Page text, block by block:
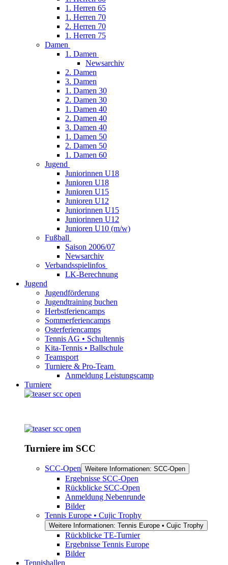
1. Herren 65
1. Herren 70
2. Herren 70
1. Herren 75
Damen
1. Damen
Newsarchiv
2. Damen
3. Damen
1. Damen 30
2. Damen 30
1. Damen 40
2. Damen 40
3. Damen 40
1. Damen 50
2. Damen 50
1. Damen 60
Jugend
Juniorinnen U18
Junioren U18
Junioren U15
Junioren U12
Juniorinnen U15
Juniorinnen U12
Junioren U10 (m/w)
Fußball
Saison 2006/07
Newsarchiv
Verbandsspielinfos
LK-Berechnung
Jugend
Jugendförderung
Jugendtraining buchen
Herbstferiencamps
Sommerferiencamps
Osterferiencamps
Tennis AG • Schultennis
Kita-Tennis • Ballschule
Teamsport
Turniere & Pro-Team
Anmeldung Leistungscamp
Turniere
Turniere im SCC
SCC-Open Weitere Informationen: SCC-Open
Ergebnisse SCC-Open
Rückblicke SCC-Open
Anmeldung Nebenrunde
Bilder
Tennis Europe • Cujic Trophy
Weitere Informationen: Tennis Europe • Cujic Trophy
Rückblicke TE-Turnier
Ergebnisse Tennis Europe
Bilder
Tennishallen